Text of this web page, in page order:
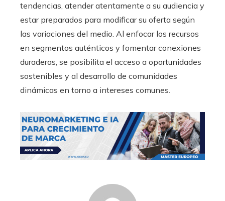
tendencias, atender atentamente a su audiencia y
estar preparados para modificar su oferta según
las variaciones del medio. Al enfocar los recursos
en segmentos auténticos y fomentar conexiones
duraderas, se posibilita el acceso a oportunidades
sostenibles y al desarrollo de comunidades
dinámicas en torno a intereses comunes.